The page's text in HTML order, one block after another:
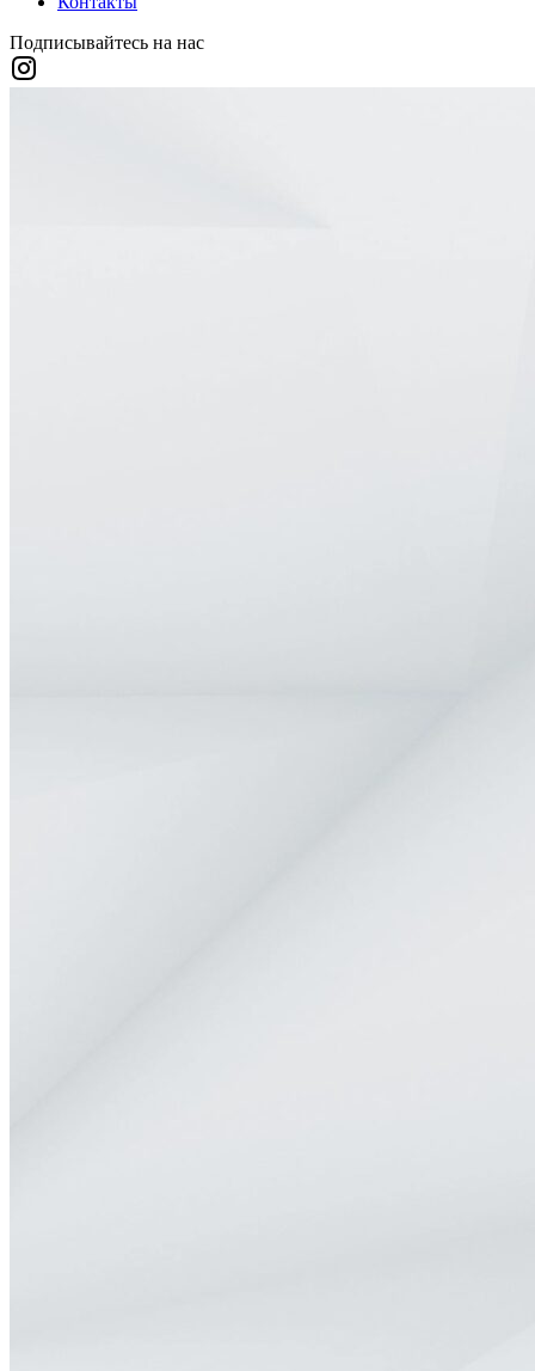
Подписывайтесь на нас